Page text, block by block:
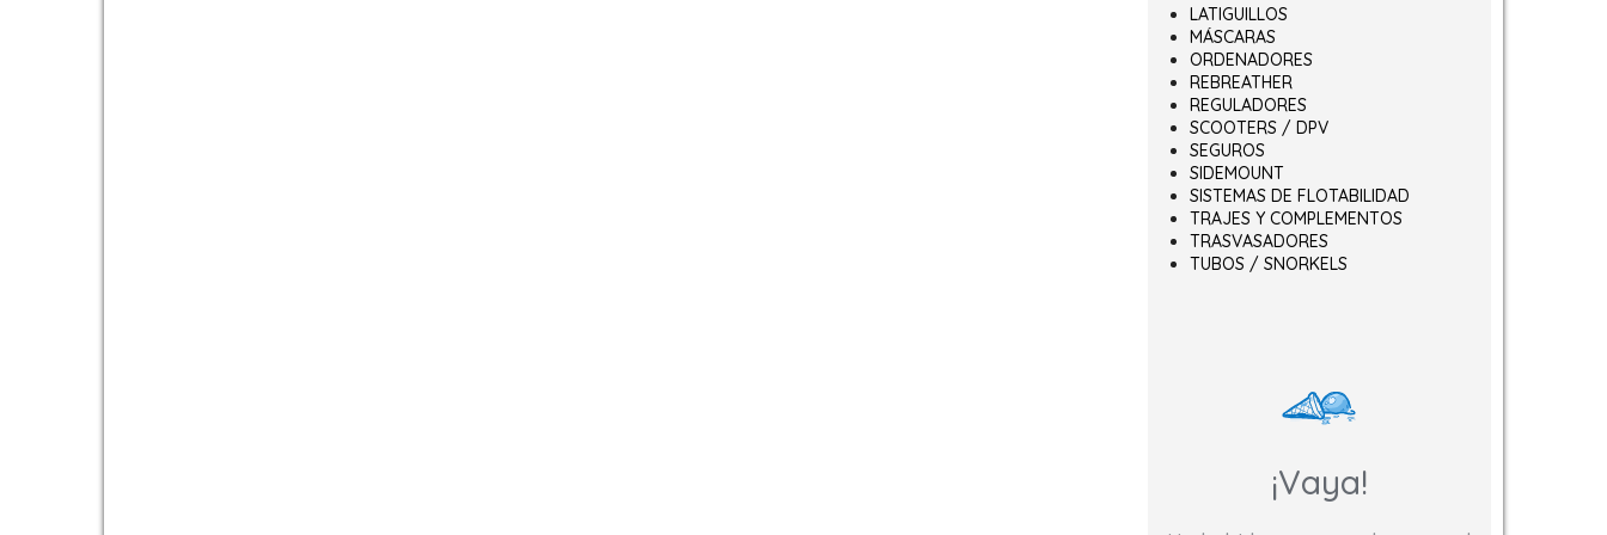
LATIGUILLOS
MÁSCARAS
ORDENADORES
REBREATHER
REGULADORES
SCOOTERS / DPV
SEGUROS
SIDEMOUNT
SISTEMAS DE FLOTABILIDAD
TRAJES Y COMPLEMENTOS
TRASVASADORES
TUBOS / SNORKELS
¡Vaya!